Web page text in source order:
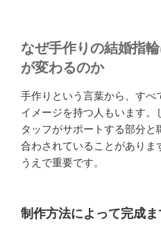
なぜ手作りの結婚指
が変わるのか
手作りという言葉から、すべ
イメージを持つ人もいます。
タッフがサポートする部分
合わされていることがありま
うえで重要です。
制作方法によって完成